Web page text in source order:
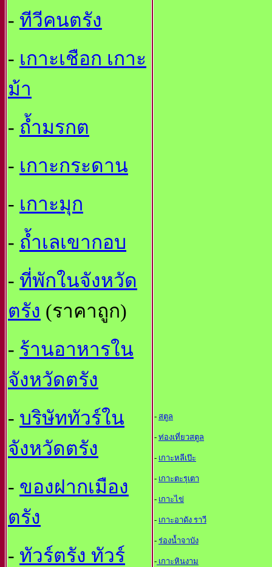
- ทีวีคนตรัง
- เกาะเชือก เกาะ
ม้า
- ถ้ำมรกต
- เกาะกระดาน
- เกาะมุก
- ถ้ำเลเขากอบ
- ที่พักในจังหวัด
ตรัง (ราคาถูก)
- ร้านอาหารใน
จังหวัดตรัง
- บริษัททัวร์ใน
จังหวัดตรัง
- ของฝากเมือง
ตรัง
- ทัวร์ตรัง ทัวร์
- สตูล
- ท่องเที่ยวสตูล
- เกาะหลีเป๊ะ
- เกาะตะรุเตา
- เกาะไข่
- เกาะอาดัง ราวี
- ร่องน้ำจาบัง
- เกาะหินงาม